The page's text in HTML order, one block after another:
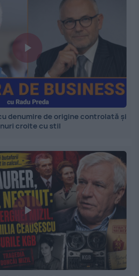
denumire de origine controlată și
croite cu stil